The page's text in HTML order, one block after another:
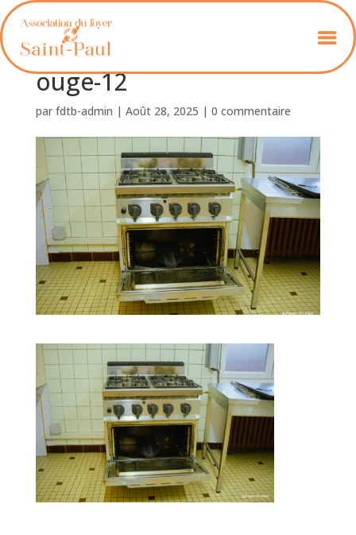
Foyer_St_Paul_Oberlin_R
ouge-12
par fdtb-admin | Août 28, 2025 | 0 commentaire